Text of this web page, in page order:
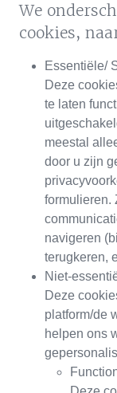
We
cookies,
Essentiële/
Deze
te laten
meestal
door u zijn
formulieren.
navigeren
terugkeren,
Niet-
Deze
platform/de
helpen ons